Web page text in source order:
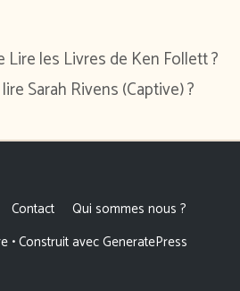
Lire les Livres de Ken Follett ?
Sarah Rivens (Captive) ?
Contact
Qui sommes nous ?
• Construit avecGeneratePress